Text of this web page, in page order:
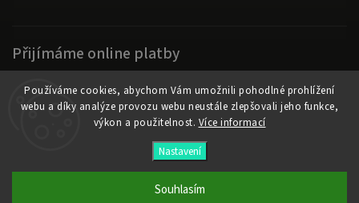
Používáme cookies, abychom Vám umožnili pohodlné prohlížení
webu a díky analýze provozu webu neustále zlepšovali jeho funkce,
výkon a použitelnost. Více informací
Nastavení
Souhlasím
Přijímáme online platby
OpticLab. Všechna práva vyhrazena.